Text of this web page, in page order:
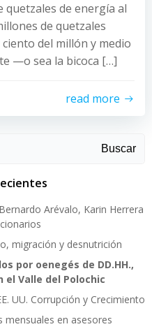
quetzales de energía al
de quetzales
del millón y medio
—o sea la bicoca […]
read more
Buscar
Arévalo, Karin Herrera
migración y desnutrición
por oenegés de DD.HH.,
el Valle del Polochic
UU. Corrupción y Crecimiento
mensuales en asesores